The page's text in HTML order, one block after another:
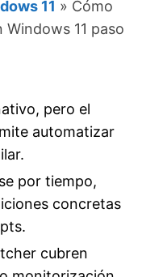
11 » Cómo
11 paso
pero el
automatizar
por tiempo,
concretas
cubren